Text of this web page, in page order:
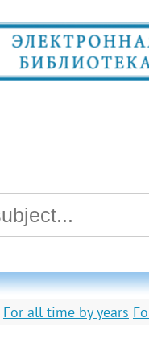
For all time by years